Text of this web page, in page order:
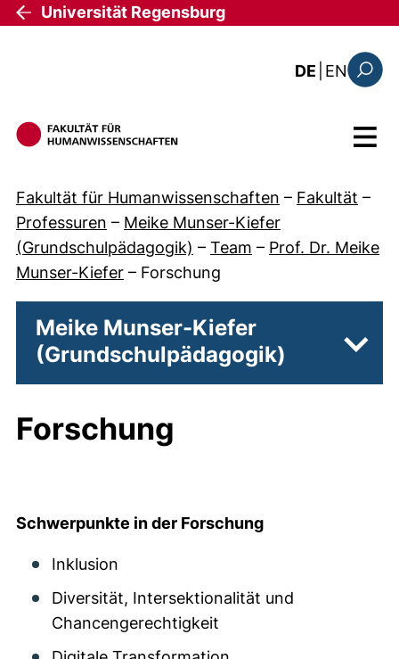
Direkt zum Inhalt
Universität Regensburg
DE EN: the
Menü
Fakultät für Humanwissenschaften – Fakultät –
Professuren – Meike Munser-Kiefer
(Grundschulpädagogik) – Team – Prof. Dr. Meike
Munser-Kiefer – Forschung
Meike Munser-Kiefer
(Grundschulpädagogik)
Forschung
Schwerpunkte in der Forschung
Inklusion
Diversität, Intersektionalität und
Chancengerechtigkeit